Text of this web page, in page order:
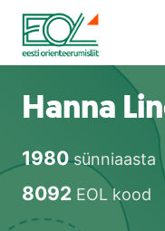
Liigu
sisu
juurde
Estonian Orienteering
Orienteerujale
Eesti
Hanna
1980sünniaasta
8092 EOL kood